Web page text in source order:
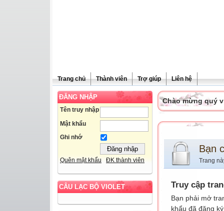
Trang chủ Thành viên Trợ giúp Liên hệ
ĐĂNG NHẬP
Tên truy nhập
Mật khẩu
Ghi nhớ
Quên mật khẩu ĐK thành viên
CÂU LẠC BỘ VIOLET
Chào mừng quý
Bạn
Trang
Truy cập
Bạn phải mở
khẩu đã đăng